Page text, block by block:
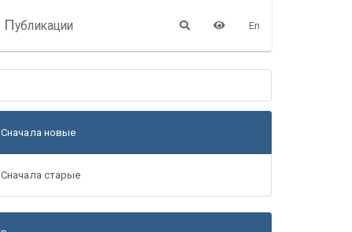
Публикации En
Сначала новые
Сначала старые